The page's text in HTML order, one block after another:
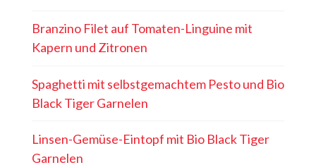
Branzino Filet auf Tomaten-Linguine mit
Kapern und Zitronen
Spaghetti mit selbstgemachtem Pesto und Bio
Black Tiger Garnelen
Linsen-Gemüse-Eintopf mit Bio Black Tiger
Garnelen